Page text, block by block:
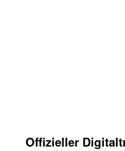
Offizieller